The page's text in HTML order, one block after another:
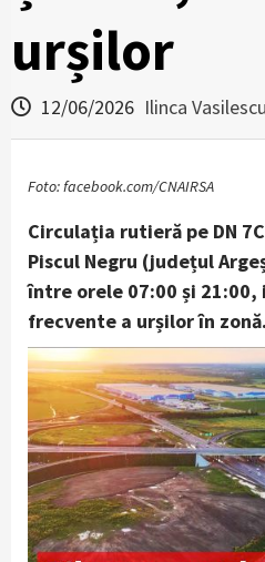
urșilor
12/06/2026 Ilinca Vasilescu
Foto: facebook.com/CNAIRSA
Circulația rutieră pe DN
Piscul Negru (județul
între orele 07:00 și
frecvente a urșilor în zonă.